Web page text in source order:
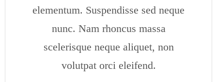
elementum. Suspendisse sed neque
nunc. Nam rhoncus massa
scelerisque neque aliquet, non
volutpat orci eleifend.